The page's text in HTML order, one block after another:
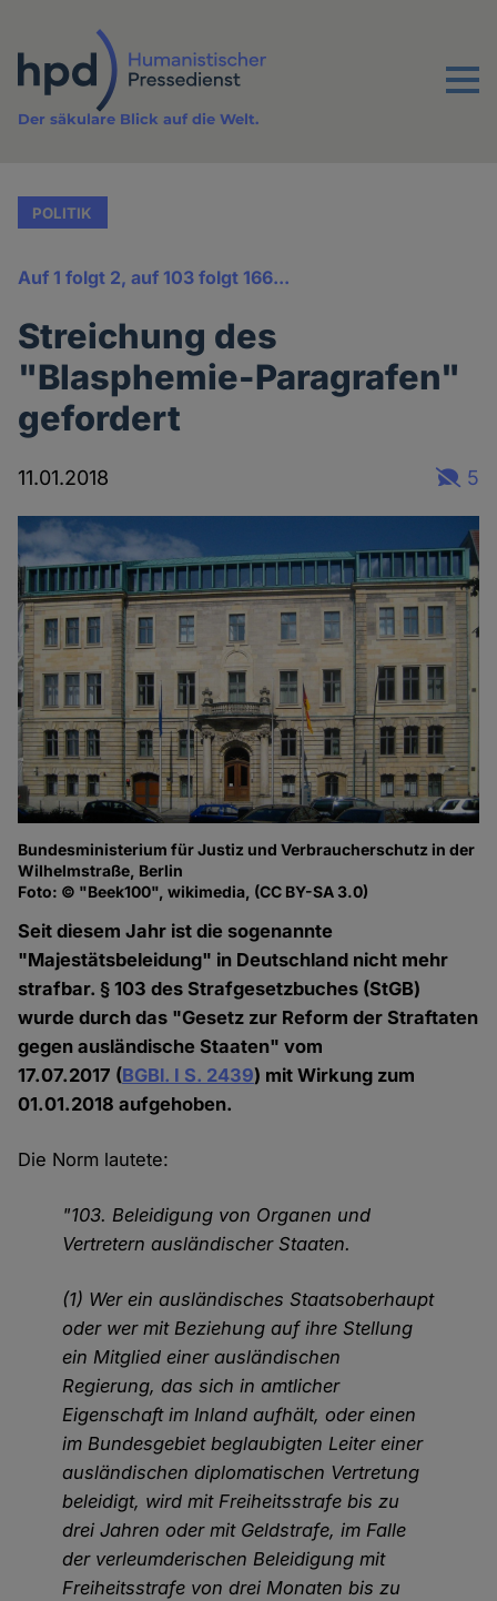
Inhalt
Menu
Der säkulare Blick auf die Welt.
POLITIK
Auf 1 folgt 2, auf 103 folgt 166...
Streichung des
"Blasphemie-Paragrafen"
gefordert
11.01.2018 5
Bundesministerium für Justiz und Verbraucherschutz in der
Wilhelmstraße, Berlin
Foto: © "Beek100", wikimedia, (CC BY-SA 3.0)
Seit diesem Jahr ist die sogenannte
"Majestätsbeleidung" in Deutschland nicht mehr
strafbar. § 103 des Strafgesetzbuches (StGB)
wurde durch das "Gesetz zur Reform der Straftaten
gegen ausländische Staaten" vom
17.07.2017 (BGBl. I S. 2439) mit Wirkung zum
01.01.2018 aufgehoben.
Die Norm lautete:
"103. Beleidigung von Organen und
Vertretern ausländischer Staaten.
(1) Wer ein ausländisches Staatsoberhaupt
oder wer mit Beziehung auf ihre Stellung
ein Mitglied einer ausländischen
Regierung, das sich in amtlicher
Eigenschaft im Inland aufhält, oder einen
im Bundesgebiet beglaubigten Leiter einer
ausländischen diplomatischen Vertretung
beleidigt, wird mit Freiheitsstrafe bis zu
drei Jahren oder mit Geldstrafe, im Falle
der verleumderischen Beleidigung mit
Freiheitsstrafe von drei Monaten bis zu